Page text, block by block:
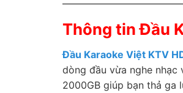
Thông tin Đầu
Đầu Karaoke Việt KTV
dòng đầu vừa nghe
2000GB giúp bạn thả ga